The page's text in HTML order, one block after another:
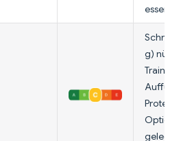
essen
g)
Protein